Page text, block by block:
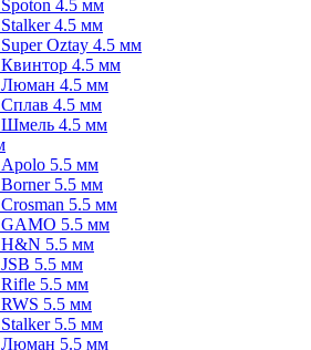
4.5 мм
4.5 мм
Oztay 4.5 мм
4.5 мм
4.5 мм
4.5 мм
4.5 мм
5.5 мм
5.5 мм
5.5 мм
5.5 мм
5.5 мм
5.5 мм
5.5 мм
5.5 мм
5.5 мм
5.5 мм